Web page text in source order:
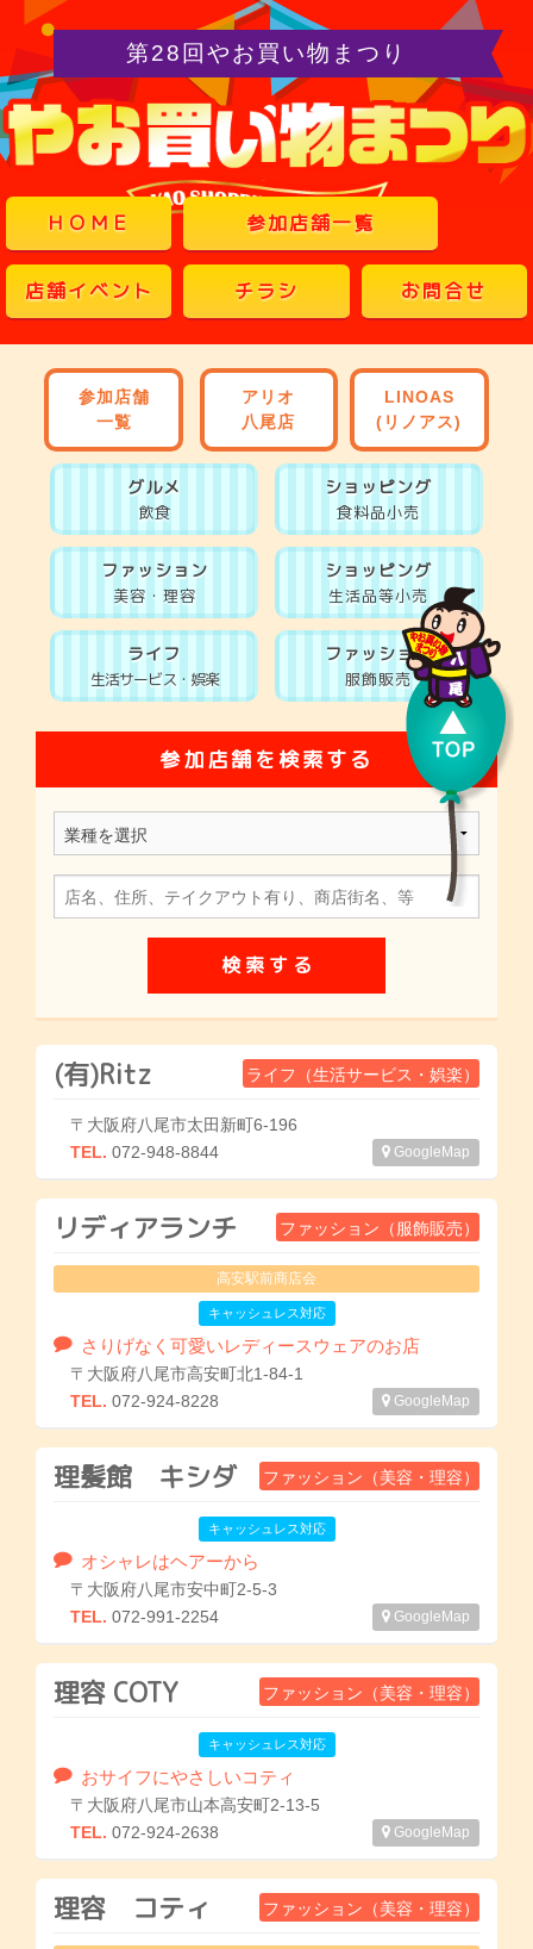
第28回やお買い物まつり
ＨＯＭＥ 参加店舗一覧
店舗イベント チラシ お問合せ
参加店舗
一覧
アリオ
八尾店
LINOAS
(リノアス)
グルメ
飲食
ショッピング
食料品小売
ファッション
美容・理容
ショッピング
生活品等小売
ライフ
生活サービス・娯楽
ファッション
服飾販売
参加店舗を検索する
(有)Ritz ライフ（生活サービス・娯楽）
〒大阪府八尾市太田新町6-196
GoogleMap
TEL. 072-948-8844
リディアランチ ファッション（服飾販売）
高安駅前商店会
キャッシュレス対応
さりげなく可愛いレディースウェアのお店
〒大阪府八尾市高安町北1-84-1
GoogleMap
TEL. 072-924-8228
理髪館 キシダ ファッション（美容・理容）
キャッシュレス対応
オシャレはヘアーから
〒大阪府八尾市安中町2-5-3
GoogleMap
TEL. 072-991-2254
理容 COTY ファッション（美容・理容）
キャッシュレス対応
おサイフにやさしいコティ
〒大阪府八尾市山本高安町2-13-5
GoogleMap
TEL. 072-924-2638
理容 コティ ファッション（美容・理容）